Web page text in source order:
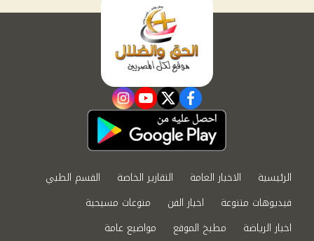
facebook
twitter
youtube
instagram
الرئيسية الاخبار العامة التقارير الخاصة
القسم الطبي
فيديوهات متنوعة
اخبار الفن
منوعات مسيحية
اخبار الرياضة
مطبخ الموقع مواضيع عامة